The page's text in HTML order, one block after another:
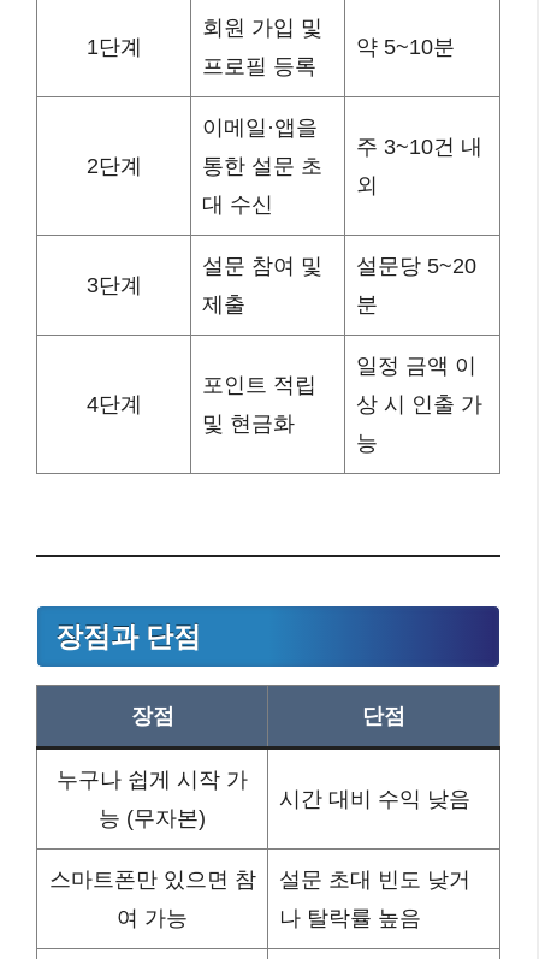
1단계
회원 가입 및
프로필 등록
약 5~10분
2단계
이메일·앱을
통한 설문 초
대 수신
주 3~10건 내
외
3단계
설문 참여 및
제출
설문당 5~20
분
4단계
포인트 적립
및 현금화
일정 금액 이
상 시 인출 가
능
장점과 단점
장점 단점
누구나 쉽게 시작 가
능 (무자본)
시간 대비 수익 낮음
스마트폰만 있으면 참
여 가능
설문 초대 빈도 낮거
나 탈락률 높음